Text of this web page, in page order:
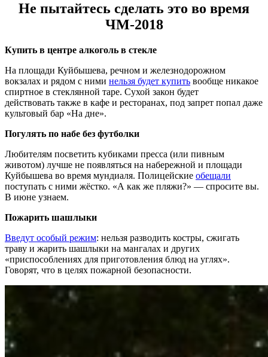
Не пытайтесь сделать это во время
ЧМ-2018
Купить в центре алкоголь в стекле
На площади Куйбышева, речном и железнодорожном
вокзалах и рядом с ними нельзя будет купить вообще никакое
спиртное в стеклянной таре. Сухой закон будет
действовать также в кафе и ресторанах, под запрет попал даже
культовый бар «На дне».
Погулять по набе без футболки
Любителям посветить кубиками пресса (или пивным
животом) лучше не появляться на набережной и площади
Куйбышева во время мундиаля. Полицейские обещали
поступать с ними жёстко. «А как же пляжи?» — спросите вы.
В июне узнаем.
Пожарить шашлыки
Введут особый режим: нельзя разводить костры, сжигать
траву и жарить шашлыки на мангалах и других
«приспособлениях для приготовления блюд на углях».
Говорят, что в целях пожарной безопасности.